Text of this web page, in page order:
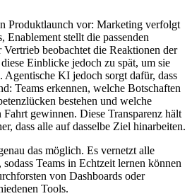
Produktlaunch vor: Marketing verfolgt
Enablement stellt die passenden
beobachtet die Reaktionen der
Einblicke jedoch zu spät, um sie
KI jedoch sorgt dafür, dass
Teams erkennen, welche Botschaften
bestehen und welche
gewinnen. Diese Transparenz hält
dass alle auf dasselbe Ziel hinarbeiten.
das möglich. Es vernetzt alle
Teams in Echtzeit lernen können
von Dashboards oder
Tools.